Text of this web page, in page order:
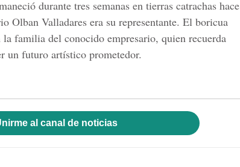
durante tres semanas en tierras catrachas hace
Olban Valladares era su representante. El boricua
familia del conocido empresario, quien recuerda
un futuro artístico prometedor.
al canal de noticias